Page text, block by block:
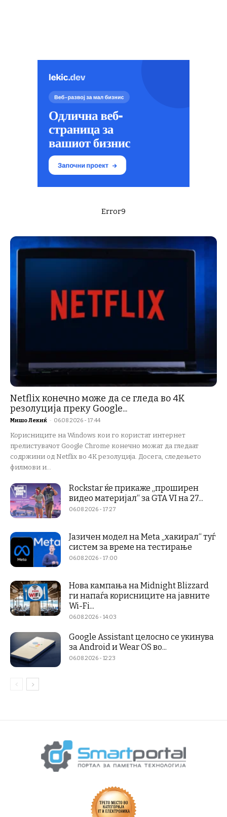
Error9
Netflix конечно може да се гледа во 4K
резолуција преку Google...
Мишо Лекиќ - 06.08.2026 - 17:44
Корисниците на Windows кои го користат интернет
прелистувачот Google Chrome конечно можат да гледаат
содржини од Netflix во 4K резолуција. Досега, следењето
филмови и...
Rockstar ќе прикаже „проширен
видео материјал“ за GTA VI на 27...
06.08.2026 - 17:27
Јазичен модел на Meta „хакирал“ туѓ
систем за време на тестирање
06.08.2026 - 17:00
Нова кампања на Midnight Blizzard
ги напаѓа корисниците на јавните
Wi-Fi...
06.08.2026 - 14:03
Google Assistant целосно се укинува
за Android и Wear OS во...
06.08.2026 - 12:23